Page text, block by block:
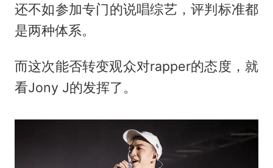
还不如参加专门的说唱综艺，评判标准都
是两种体系。
而这次能否转变观众对rapper的态度，就
看Jony J的发挥了。